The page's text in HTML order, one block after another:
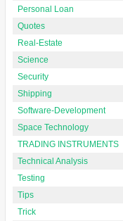
Personal Loan
Quotes
Real-Estate
Science
Security
Shipping
Software-Development
Space Technology
TRADING INSTRUMENTS
Technical Analysis
Testing
Tips
Trick